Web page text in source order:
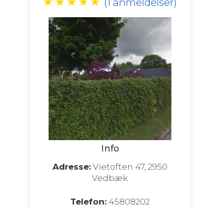
Info
Adresse:Vietoften 47, 2950
Vedbæk
Telefon:45808202